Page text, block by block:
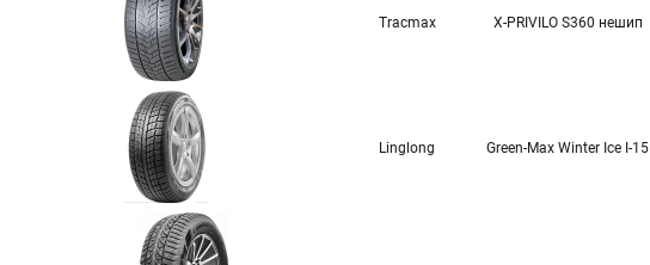
Tracmax X-PRIVILO S360 нешип
Linglong Green-Max Winter Ice I-15